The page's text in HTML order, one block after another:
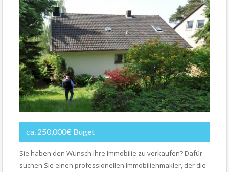
ca. 250,000€ Buget
Sie haben den Wunsch Ihre Immobilie zu verkaufen? Dafür
suchen Sie einen professionellen Immobilienmakler, der die